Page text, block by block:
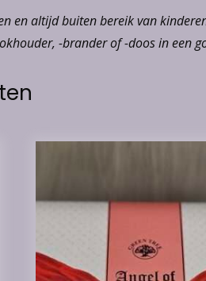
en altijd buiten bereik van
-brander of -doos in een